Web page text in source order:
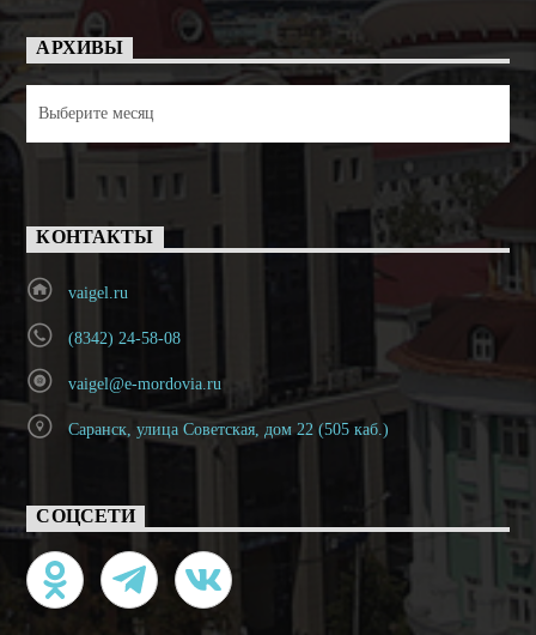
АРХИВЫ
КОНТАКТЫ
vaigel.ru
(8342) 24-58-08
vaigel@e-mordovia.ru
Саранск, улица Советская, дом 22 (505 каб.)
СОЦСЕТИ